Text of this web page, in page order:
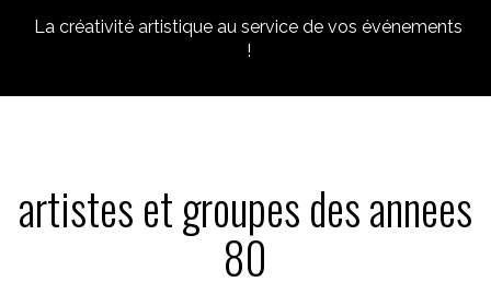
La créativité artistique au service de vos événements
!
artistes et groupes des annees
80